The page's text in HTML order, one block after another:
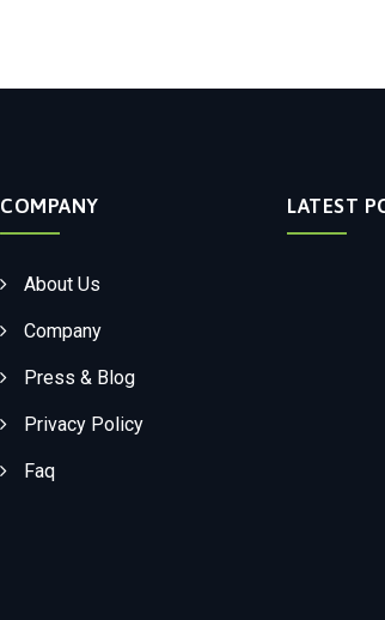
COMPANY
About Us
Company
Press & Blog
Privacy Policy
Faq
LATEST